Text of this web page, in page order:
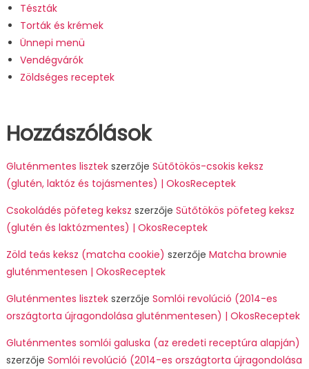
Tészták
Torták és krémek
Ünnepi menü
Vendégvárók
Zöldséges receptek
Hozzászólások
Gluténmentes lisztekszerzője Sütőtökös-csokis keksz
(glutén, laktóz és tojásmentes) | OkosReceptek
Csokoládés pöfeteg keksz szerzője Sütőtökös pöfeteg keksz
(glutén és laktózmentes) | OkosReceptek
Zöld teás keksz (matcha cookie) szerzője Matcha brownie
gluténmentesen | OkosReceptek
Gluténmentes lisztekszerzője Somlói revolúció (2014-es
országtorta újragondolása gluténmentesen) | OkosReceptek
Gluténmentes somlói galuska (az eredeti receptúra alapján)
szerzője Somlói revolúció (2014-es országtorta újragondolása